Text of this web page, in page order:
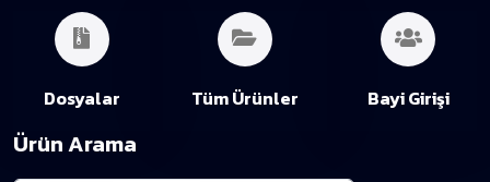
Dosyalar Tüm Ürünler Bayi Girişi
Ürün Arama